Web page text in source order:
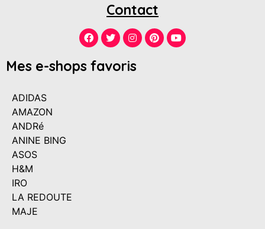
Contact
Mes e-shops favoris
ADIDAS
AMAZON
ANDRé
ANINE BING
ASOS
H&M
IRO
LA REDOUTE
MAJE